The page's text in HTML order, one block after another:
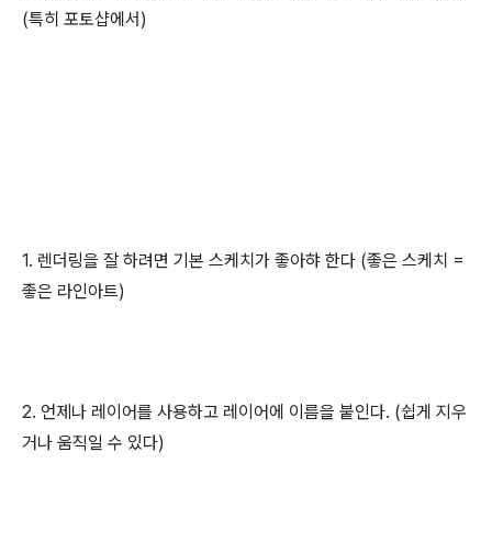
(특히 포토샵에서)
1. 렌더링을 잘 하려면 기본 스케치가 좋아햐 한다 (좋은 스케치 =
좋은 라인아트)
2. 언제나 레이어를 사용하고 레이어에 이름을 붙인다. (쉽게 지우
거나 움직일 수 있다)